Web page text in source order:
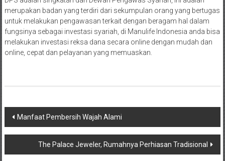
merupakan badan yang terdiri dari sekumpulan orang yang bertugas
untuk melakukan pengawasan terkait dengan beragam hal dalam
fungsinya sebagai investasi syariah, di Manulife Indonesia anda bisa
melakukan investasi reksa dana secara online dengan mudah dan
online, cepat dan pelayanan yang memuaskan.
Navigasi
pos
Manfaat Pembersih Wajah Alami
The Palace Jeweler, Rumahnya Perhiasan Tradisional